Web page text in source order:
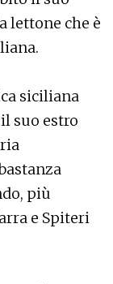
lettone che è
siciliana
suo estro
più
e Spiteri